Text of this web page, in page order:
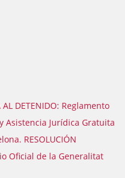
AL DETENIDO: Reglamento
Asistencia Jurídica Gratuita
RESOLUCIÓN
Oficial de la Generalitat